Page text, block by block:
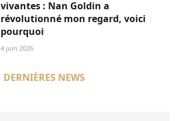
vivantes : Nan Goldin a
révolutionné mon regard, voici
pourquoi
4 juin 2026
DERNIÈRES NEWS